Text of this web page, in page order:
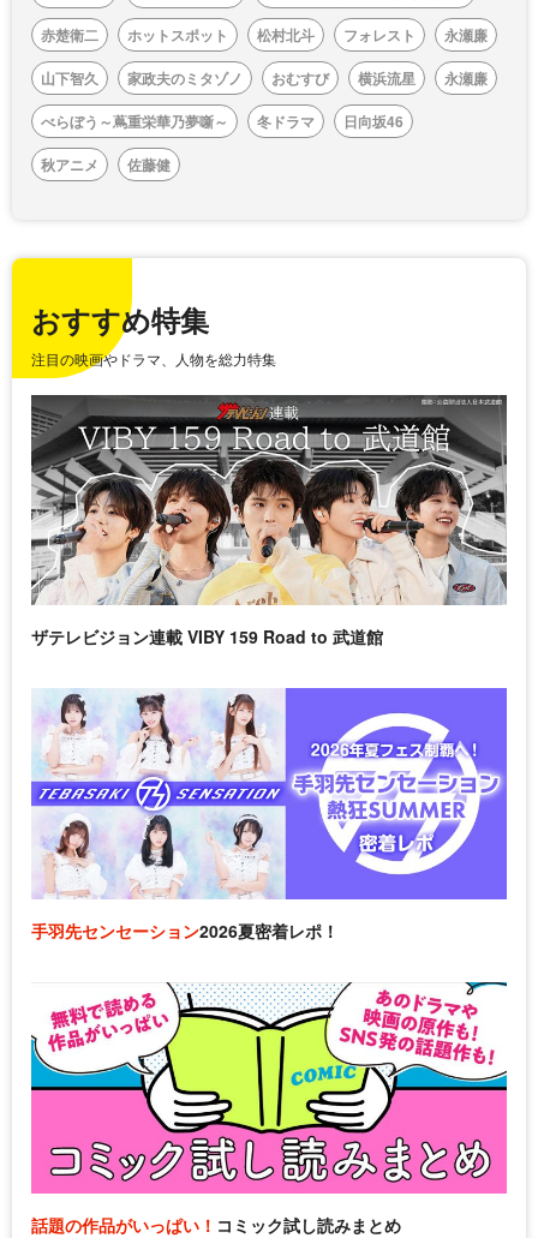
赤楚衛二
ホットスポット 松村北斗 フォレスト
永瀬廉
山下智久
家政夫のミタゾノ おむすび 横浜流星
永瀬廉
べらぼう～蔦重栄華乃夢噺～
冬ドラマ
日向坂46
秋アニメ
佐藤健
おすすめ特集
注目の映画やドラマ、人物を総力特集
ザテレビジョン連載 VIBY 159 Road to 武道館
手羽先センセーション2026夏密着レポ！
話題の作品がいっぱい！ コミック試し読みまとめ